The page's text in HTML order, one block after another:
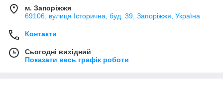
м. Запоріжжя
69106, вулиця Історична, буд. 39, Запоріжжя, Україна
Контакти
Сьогодні вихідний
Показати весь графік роботи